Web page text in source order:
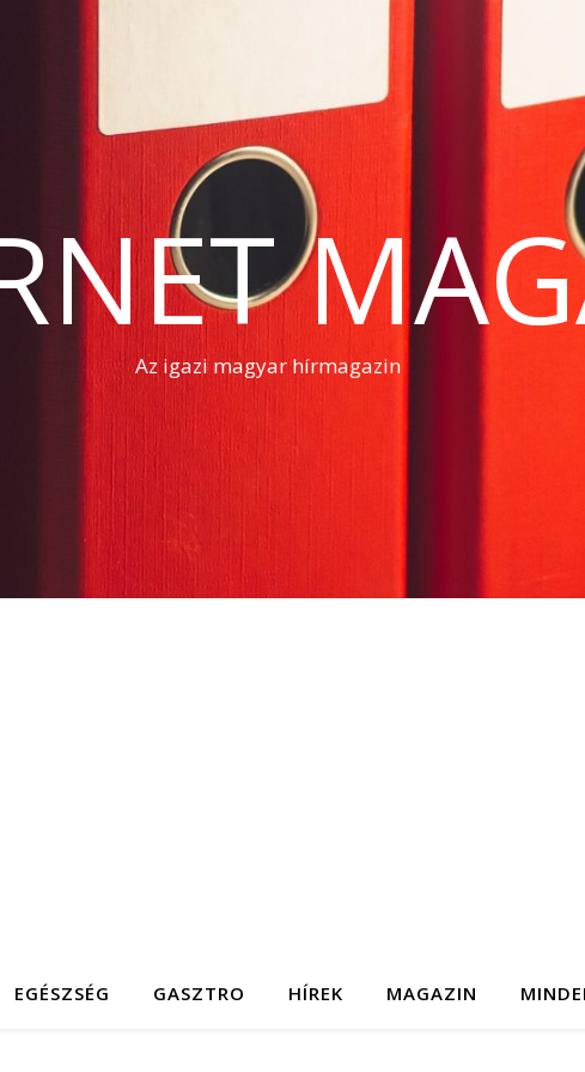
Az igazi magyar hírmagazin
EGÉSZSÉG GASZTRO HÍREK MAGAZIN